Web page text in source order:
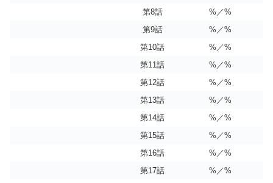
第8話
%／%
第9話
%／%
第10話
%／%
第11話
%／%
第12話
%／%
第13話
%／%
第14話
%／%
第15話
%／%
第16話
%／%
第17話
%／%